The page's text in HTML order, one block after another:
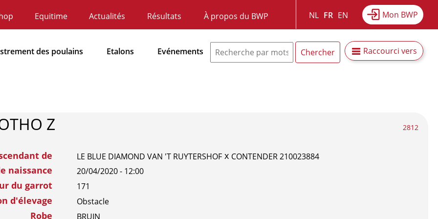
Mon BWP
NL FR EN
Equitime Actualités Résultats À propos du BWP
des poulains Etalons Evénements Raccourci vers
Z
de LE BLUE DIAMOND VAN 'T RUYTERSHOF x CONTENDER 210023884
naissance 20/04/2020 - 12:00
du garrot 171
d'élevage Obstacle
Robe BRUIN
2812